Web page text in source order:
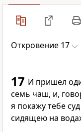
Откровение 17
17 И пришел
семь чаш, и,
я покажу тебе
сидящею на